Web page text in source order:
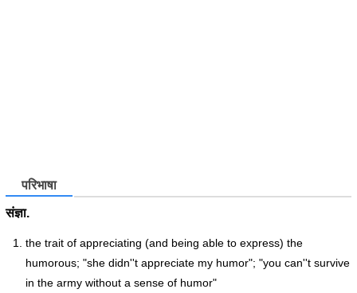
परिभाषा
संज्ञा.
the trait of appreciating (and being able to express) the
humorous; "she didn''t appreciate my humor"; "you can''t survive
in the army without a sense of humor"